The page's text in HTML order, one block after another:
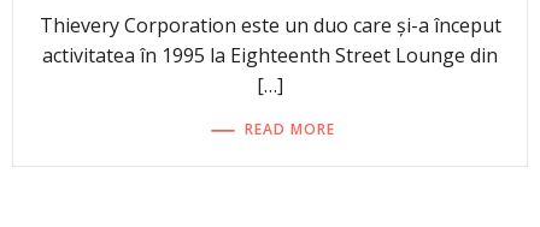
Thievery Corporation este un duo care și-a început
activitatea în 1995 la Eighteenth Street Lounge din
[…]
READ MORE